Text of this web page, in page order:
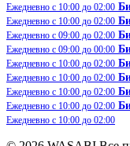
Ежедневно с 10:00 до 02:00
Ежедневно с 10:00 до 02:00
Ежедневно с 09:00 до 02:00
Ежедневно с 09:00 до 00:00
Ежедневно с 10:00 до 02:00
Ежедневно с 10:00 до 02:00
Ежедневно с 10:00 до 02:00
Ежедневно с 10:00 до 02:00
Ежедневно с 10:00 до 02:00